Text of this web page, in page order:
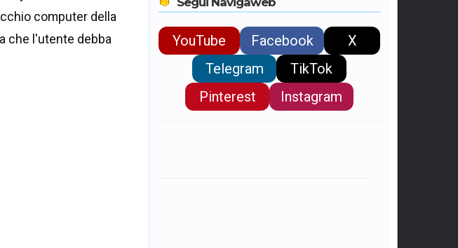
computer della
che l'utente debba
YouTube Facebook
X
Telegram
TikTok
Pinterest
Instagram